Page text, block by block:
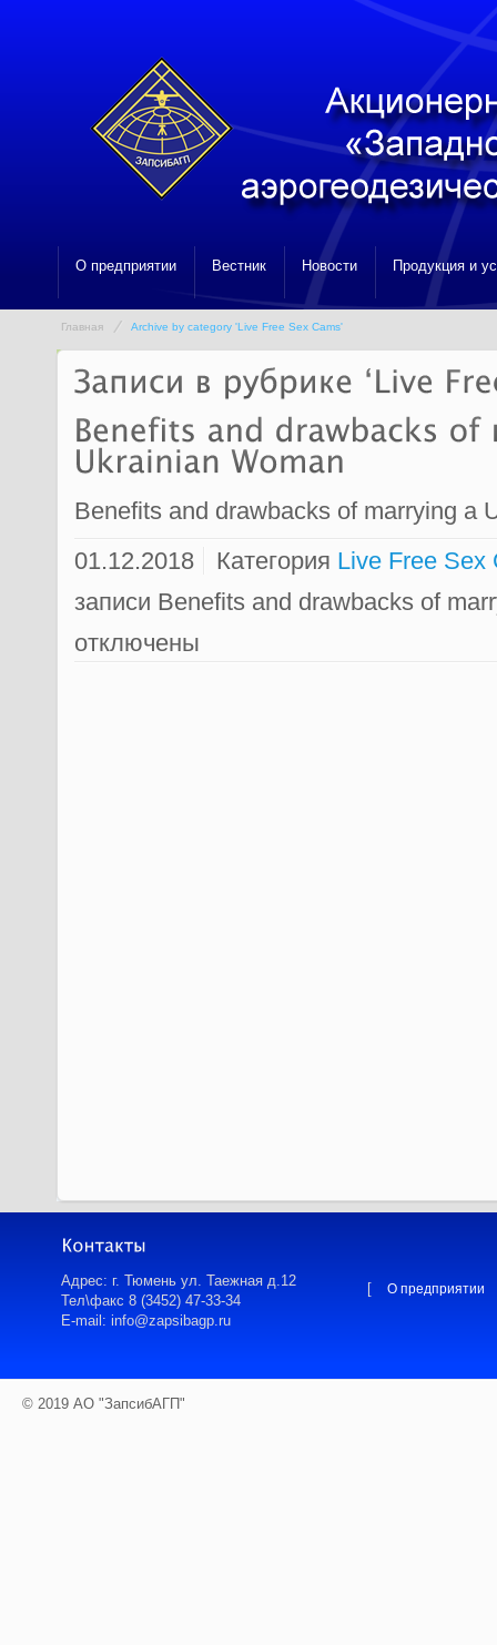
О предприятии Вестник Новости Продукция и
Главная Archive by category 'Live Free Sex Cams'
Benefits and drawbacks of marrying a
01.12.2018
Категория Live Free Sex
записи Benefits and drawbacks of
отключены
Адрес: г. Тюмень ул. Таежная д.12
Тел\факс 8 (3452) 47-33-34
E-mail: info@zapsibagp.ru
[ О предприятии
© 2019 АО "ЗапсибАГП"